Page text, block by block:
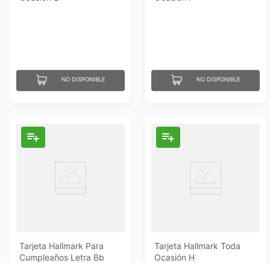
NO DISPONIBLE NO DISPONIBLE
Tarjeta Hallmark Para
Cumpleaños Letra Bb
Tarjeta Hallmark Toda
Ocasión H